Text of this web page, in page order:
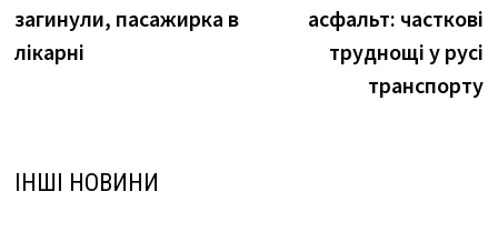
загинули, пасажирка в
лікарні
асфальт: часткові
труднощі у русі
транспорту
ІНШІ НОВИНИ